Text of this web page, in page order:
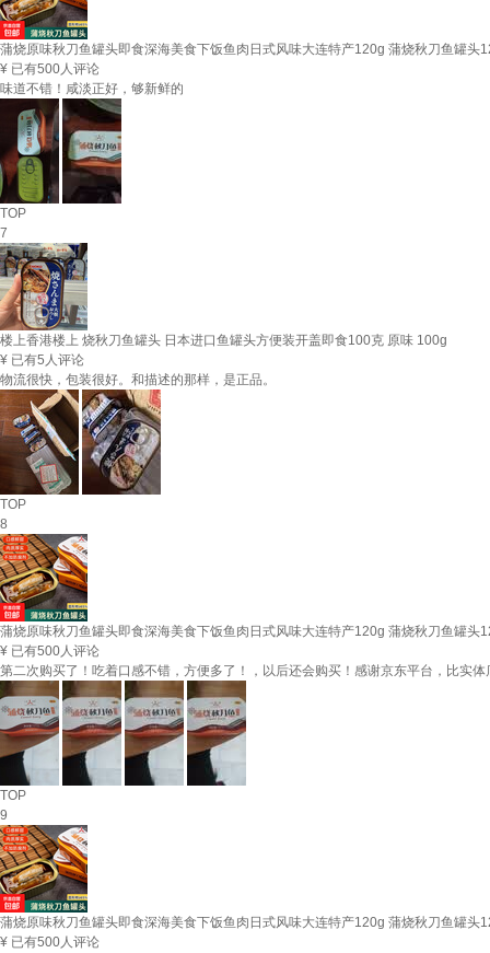
蒲烧原味秋刀鱼罐头即食深海美食下饭鱼肉日式风味大连特产120g 蒲烧秋刀鱼罐头
¥ 已有500人评论
味道不错！咸淡正好，够新鲜的
TOP
7
楼上香港楼上 烧秋刀鱼罐头 日本进口鱼罐头方便装开盖即食100克 原味 100g
¥ 已有5人评论
物流很快，包装很好。和描述的那样，是正品。
TOP
8
蒲烧原味秋刀鱼罐头即食深海美食下饭鱼肉日式风味大连特产120g 蒲烧秋刀鱼罐头
¥ 已有500人评论
第二次购买了！吃着口感不错，方便多了！，以后还会购买！感谢京东平台，比实
TOP
9
蒲烧原味秋刀鱼罐头即食深海美食下饭鱼肉日式风味大连特产120g 蒲烧秋刀鱼罐头
¥ 已有500人评论